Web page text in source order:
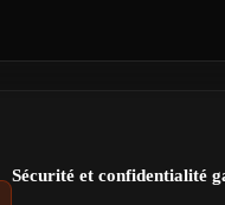
Sécurité et confidentialité